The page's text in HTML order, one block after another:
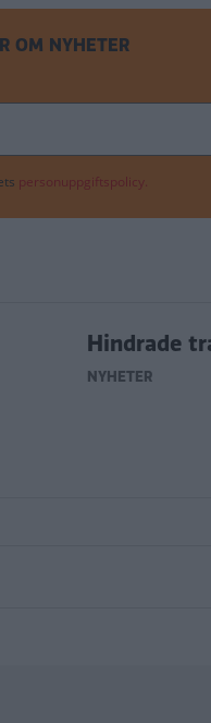
OM NYHETER
personuppgiftspolicy.
Hindrade
NYHETER